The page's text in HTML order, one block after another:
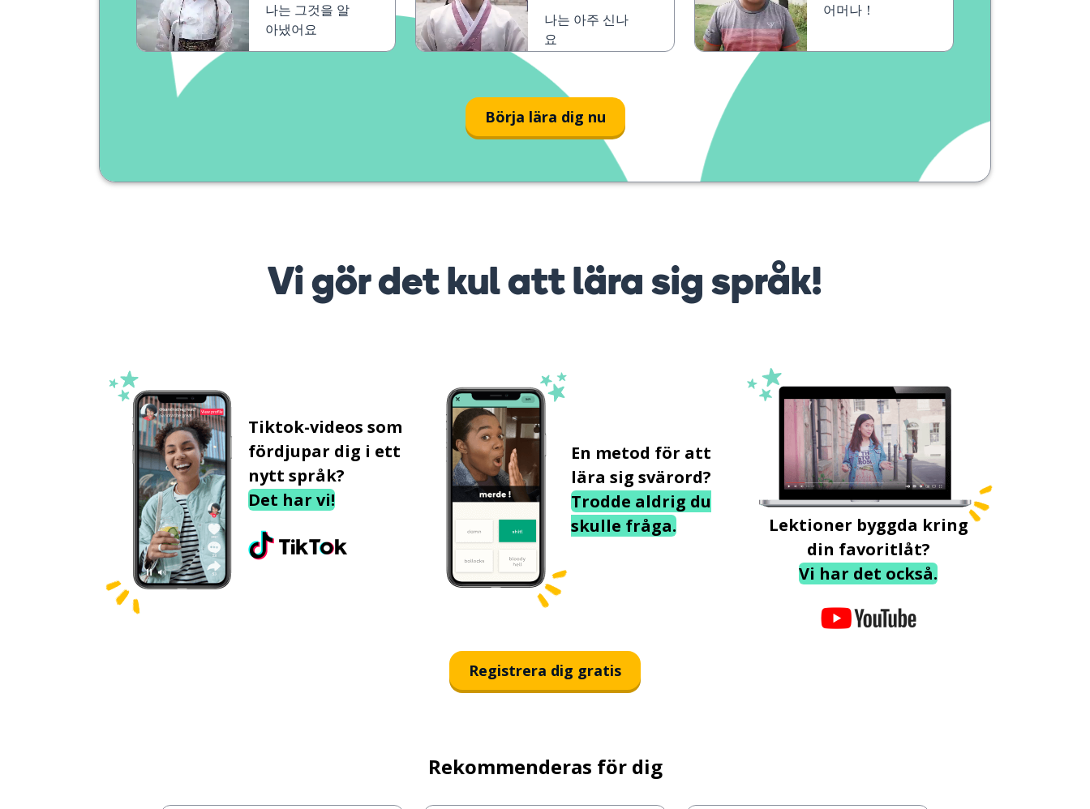
나는 그것을 알
아냈어요
나는 아주 신나
요
어머나！
Börja lära dig nu
Vi gör det kul att lära sig språk!
Tiktok-videos som
fördjupar dig i ett
nytt språk?
Det har vi!
En metod för att
lära sig svärord?
Trodde aldrig du
skulle fråga.
Lektioner byggda kring
din favoritlåt?
Vi har det också.
Registrera dig gratis
Rekommenderas för dig